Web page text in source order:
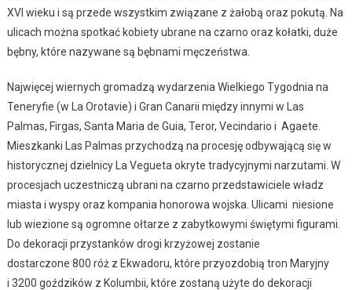
XVI wieku i są przede wszystkim związane z żałobą oraz pokutą. Na
ulicach można spotkać kobiety ubrane na czarno oraz kołatki, duże
bębny, które nazywane są bębnami męczeństwa.
Najwięcej wiernych gromadzą wydarzenia Wielkiego Tygodnia na
Teneryfie (w La Orotavie) i Gran Canarii między innymi w Las
Palmas, Firgas, Santa Maria de Guia, Teror, Vecindario i Agaete.
Mieszkanki Las Palmas przychodzą na procesję odbywającą się w
historycznej dzielnicy La Vegueta okryte tradycyjnymi narzutami. W
procesjach uczestniczą ubrani na czarno przedstawiciele władz
miasta i wyspy oraz kompania honorowa wojska. Ulicami niesione
lub wiezione są ogromne ołtarze z zabytkowymi świętymi figurami.
Do dekoracji przystanków drogi krzyżowej zostanie
dostarczone 800 róż z Ekwadoru, które przyozdobią tron Maryjny
i 3200 goździków z Kolumbii, które zostaną użyte do dekoracji